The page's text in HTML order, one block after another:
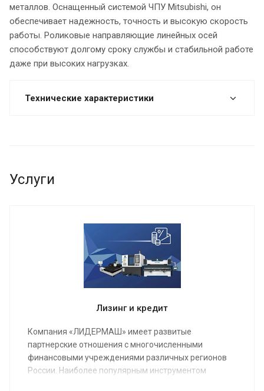
металлов. Оснащенный системой ЧПУ Mitsubishi, он
обеспечивает надежность, точность и высокую скорость
работы. Роликовые направляющие линейных осей
способствуют долгому сроку службы и стабильной работе
даже при высоких нагрузках.
Технические характеристики
Услуги
Лизинг и кредит
Компания «ЛИДЕРМАШ» имеет развитые
партнерские отношения с многочисленными
финансовыми учреждениями различных регионов
России. Наиболее популярным инструментом